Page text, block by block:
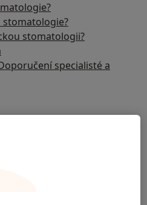
stomatologie?
stomatologii?
specialisté a